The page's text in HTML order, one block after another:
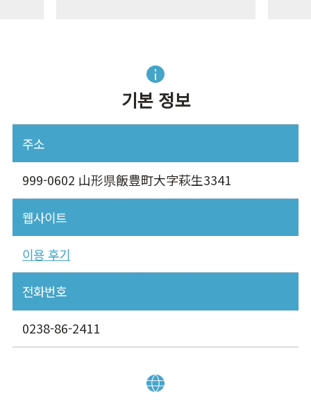
기본 정보
주소
999-0602 山形県飯豊町大字萩生3341
웹사이트
이용 후기
전화번호
0238-86-2411